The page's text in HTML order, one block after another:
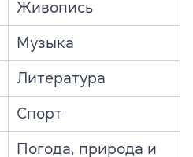
Живопись
Музыка
Литература
Спорт
Погода, природа и